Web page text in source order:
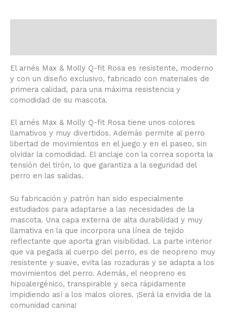
El arnés Max & Molly Q-fit Rosa es resistente, moderno
y con un diseño exclusivo, fabricado con materiales de
primera calidad, para una máxima resistencia y
comodidad de su mascota.
El arnés Max & Molly Q-fit Rosa tiene unos colores
llamativos y muy divertidos. Además permite al perro
libertad de movimientos en el juego y en el paseo, sin
olvidar la comodidad. El anclaje con la correa soporta la
tensión del tirón, lo que garantiza a la seguridad del
perro en las salidas.
Su fabricación y patrón han sido especialmente
estudiados para adaptarse a las necesidades de la
mascota. Una capa externa de alta durabilidad y muy
llamativa en la que incorpora una línea de tejido
reflectante que aporta gran visibilidad. La parte interior
que va pegada al cuerpo del perro, es de neopreno muy
resistente y suave, evita las rozaduras y se adapta a los
movimientos del perro. Además, el neopreno es
hipoalergénico, transpirable y seca rápidamente
impidiendo así a los malos olores. ¡Será la envidia de la
comunidad canina!